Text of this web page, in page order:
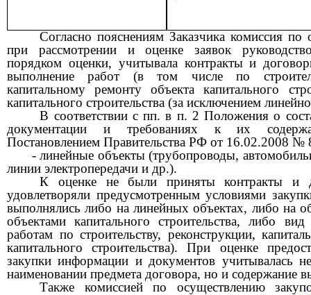
Согласно пояснениям Заказчика комиссия по
при рассмотрении и оценке заявок
порядком оценки, учитывала контракты и
выполнение работ (в том числе по
капитальному ремонту объекта капитального
капитального строительства (за исключением
В соответствии спп. в п. 2 Положения о
документации и требованиях к их
Постановлением Правительства РФ от 16.02.2008 №
- линейные объекты (трубопроводы,
линии электропередачи и др.).
К оценке не были приняты контракты и
удовлетворяли предусмотренным условиями
выполнялись либо на линейных объектах, либо на
объектами капитального строительства, либо
работам по строительству, реконструкции,
капитального строительства). При оценке
закупки информации и документов учитывалась
наименовании предмета договора, но и содержание
Также комиссией по осуществлению